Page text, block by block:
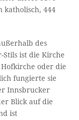
katholisch, 444
des
Stils ist die Kirche
oder die
fungierte sie
Innsbrucker
Blick auf die
ist